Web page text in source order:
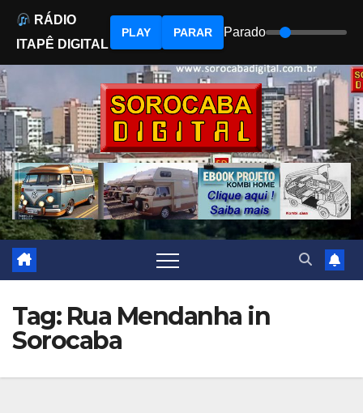
to
content
Tag: Rua Mendanha in
Sorocaba
RÁDIO
ITAPÊ DIGITAL
PLAY PARAR Parado